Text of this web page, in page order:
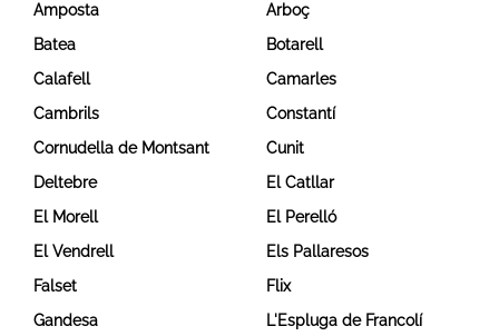
Amposta
Arboç
Batea
Botarell
Calafell
Camarles
Cambrils
Constantí
Cornudella de Montsant
Cunit
Deltebre
El Catllar
El Morell
El Perelló
El Vendrell
Els Pallaresos
Falset
Flix
Gandesa
L'Espluga de Francolí